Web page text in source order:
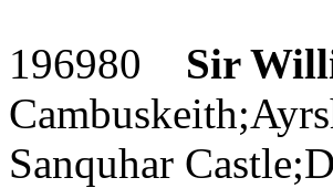
196980 Sir
Sanquhar